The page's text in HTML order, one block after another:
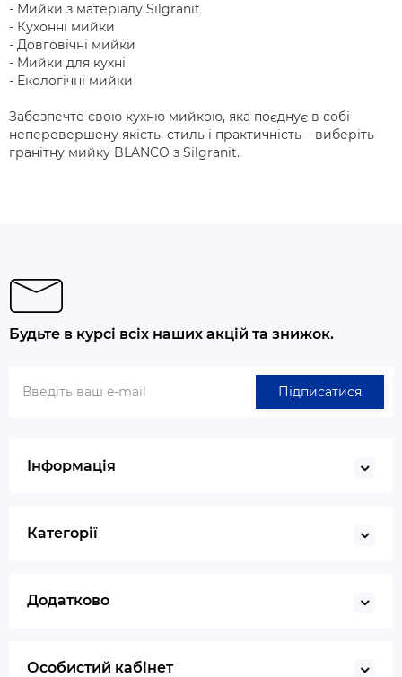
- Мийки з матеріалу Silgranit
- Кухонні мийки
- Довговічні мийки
- Мийки для кухні
- Екологічні мийки
Забезпечте свою кухню мийкою, яка поєднує в собі
неперевершену якість, стиль і практичність – виберіть
гранітну мийку BLANCO з Silgranit.
Будьте в курсі всіх наших акцій та знижок.
Підписатися
Інформація
Категорії
Додатково
Особистий кабінет